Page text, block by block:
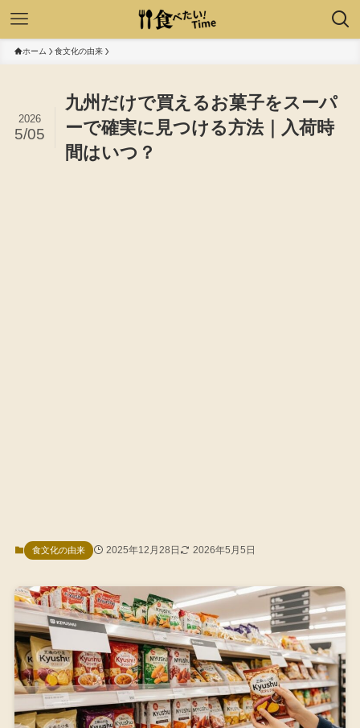
ホーム 食文化の由来
九州だけで買えるお菓子をスーパ
ーで確実に見つける方法｜入荷時
間はいつ？
2026
5/05
食文化の由来 2025年12月28日 2026年5月5日